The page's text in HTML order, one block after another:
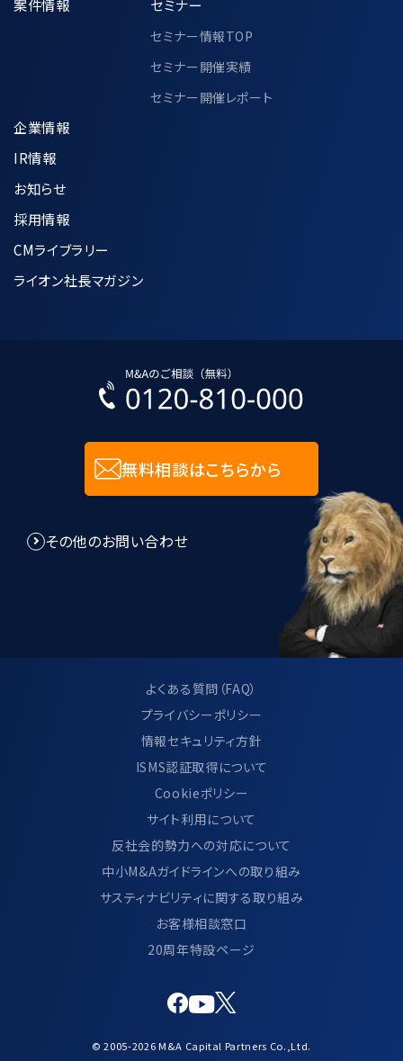
案件情報 セミナー
セミナー情報TOP
セミナー開催実績
セミナー開催レポート
企業情報
IR情報
お知らせ
採用情報
CMライブラリー
ライオン社長マガジン
無料相談はこちらから
その他のお問い合わせ
よくある質問（FAQ）
プライバシーポリシー
情報セキュリティ方針
ISMS認証取得について
Cookieポリシー
サイト利用について
反社会的勢力への対応について
中小M&Aガイドラインへの取り組み
サスティナビリティに関する取り組み
お客様相談窓口
20周年特設ページ
© 2005-2026 M&A Capital Partners Co.,Ltd.